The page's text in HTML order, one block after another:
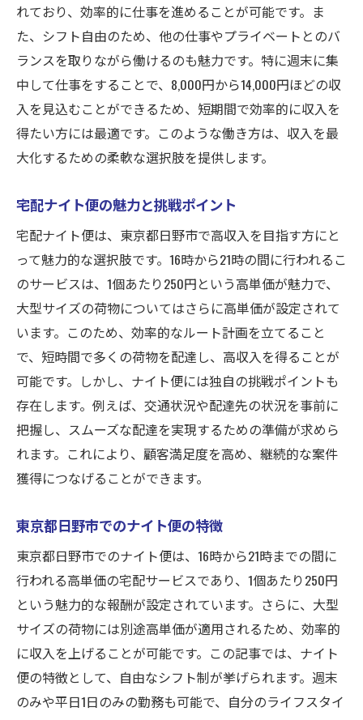
ナイト便のシフト自由を最大限に活用
高収入を得る週末限定の宅配スタイル
ナイト便で得られる収入増の魅力
東京都日野市での週末活用法
高単価が生む週末限定収入の可能性
ナイト便でフリーな働き方を手に入れる
ナイト便の柔軟性を活かした働き方
高収入を得るための効果的なシフト活用
東京都日野市でのフリーな働き方の魅力
宅配ナイト便の自由なシフトで収入増
高単価宅配でフリーなライフスタイル
高単価宅配で収入を増やす秘訣
効率良く高収入を狙うナイト便活用法
シフト自由を最大限に活かす収入アップ術
東京都日野市で高単価を得る秘訣
ナイト便の魅力を活かした収入増方法
宅配効率を高める時間管理の重要性
れており、効率的に仕事を進めることが可能です。ま
た、シフト自由のため、他の仕事やプライベートとのバ
ランスを取りながら働けるのも魅力です。特に週末に集
中して仕事をすることで、8,000円から14,000円ほどの収
入を見込むことができるため、短期間で効率的に収入を
得たい方には最適です。このような働き方は、収入を最
大化するための柔軟な選択肢を提供します。
宅配ナイト便の魅力と挑戦ポイント
宅配ナイト便は、東京都日野市で高収入を目指す方にと
って魅力的な選択肢です。16時から21時の間に行われるこ
のサービスは、1個あたり250円という高単価が魅力で、
大型サイズの荷物についてはさらに高単価が設定されて
います。このため、効率的なルート計画を立てること
で、短時間で多くの荷物を配達し、高収入を得ることが
可能です。しかし、ナイト便には独自の挑戦ポイントも
存在します。例えば、交通状況や配達先の状況を事前に
把握し、スムーズな配達を実現するための準備が求めら
れます。これにより、顧客満足度を高め、継続的な案件
獲得につなげることができます。
東京都日野市でのナイト便の特徴
東京都日野市でのナイト便は、16時から21時までの間に
行われる高単価の宅配サービスであり、1個あたり250円
という魅力的な報酬が設定されています。さらに、大型
サイズの荷物には別途高単価が適用されるため、効率的
に収入を上げることが可能です。この記事では、ナイト
便の特徴として、自由なシフト制が挙げられます。週末
のみや平日1日のみの勤務も可能で、自分のライフスタイ